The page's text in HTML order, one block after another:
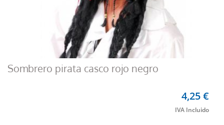
Sombrero pirata casco rojo negro
4,25 €